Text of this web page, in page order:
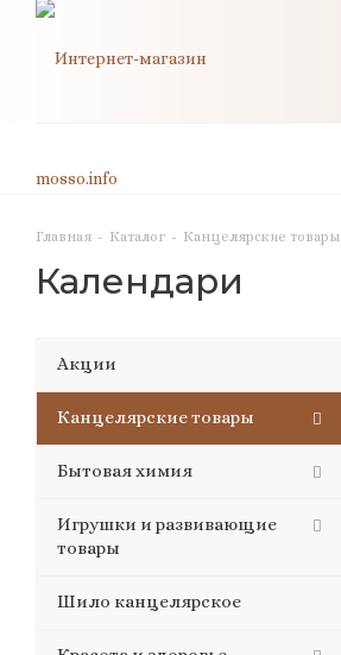
Главная - Каталог - Канцелярские товары
Календари
Акции
Канцелярские товары
Бытовая химия
Игрушки и развивающие
товары
Шило канцелярское